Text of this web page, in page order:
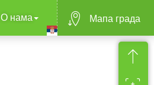
Mапа града
О нама